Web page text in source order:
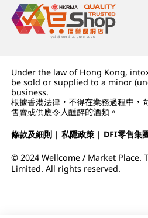
Under the law of Hong Kong,
be sold or supplied to a minor
business.
根據香港法律，不得在業務過程中，
售賣或供應令人醺醉的酒類。
條款及細則 |私隱政策 | DFI零售集
© 2024 Wellcome / Market Place.
Limited. All rights reserved.